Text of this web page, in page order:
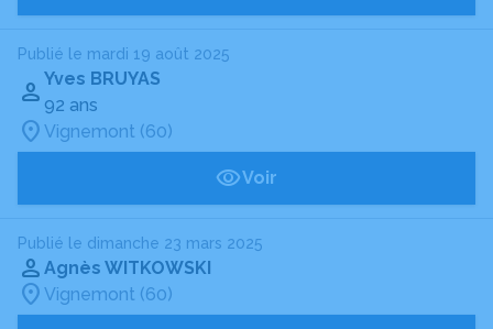
Publié le mardi 19 août 2025
Yves BRUYAS
92 ans
Vignemont (60)
Voir
Publié le dimanche 23 mars 2025
Agnès WITKOWSKI
Vignemont (60)